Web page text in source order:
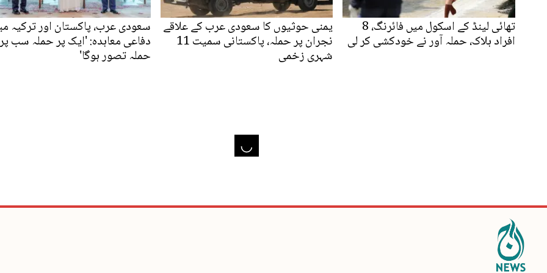
تھائی لینڈ کے اسکول میں فائرنگ، 8
افراد ہلاک، حملہ آور نے خودکشی کر لی
یمنی حوثیوں کا سعودی عرب کے علاقے
نجران پر حملہ، پاکستانی سمیت 11
شہری زخمی
سعودی عرب، پاکستان اور ترکیہ
دفاعی معاہدہ: 'ایک پر حملہ سب
حملہ تصور ہوگا'